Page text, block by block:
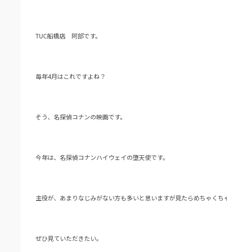
TUC船橋店 阿部です。
毎年4月はこれですよね？
そう、名探偵コナンの映画です。
今年は、名探偵コナンハイウェイの堕天使です。
主役が、あまりなじみがない方も多いと思いますが見たらめちゃくち
ぜひ見ていただきたい。